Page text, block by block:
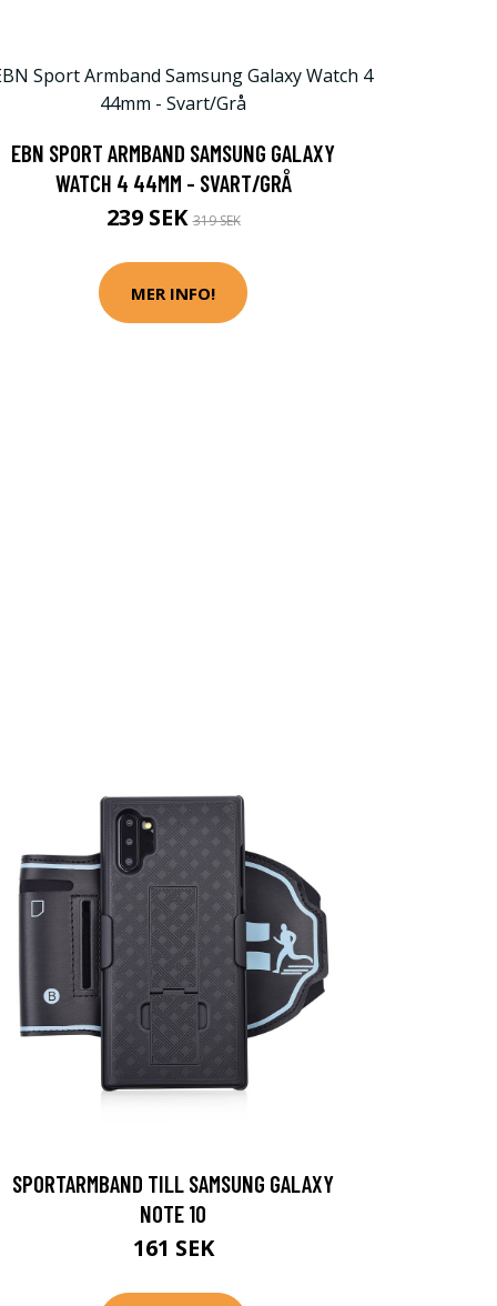
EBN SPORT ARMBAND SAMSUNG GALAXY
WATCH 4 44MM - SVART/GRÅ
239 SEK319 SEK
MER INFO!
SPORTARMBAND TILL SAMSUNG GALAXY
NOTE 10
161 SEK